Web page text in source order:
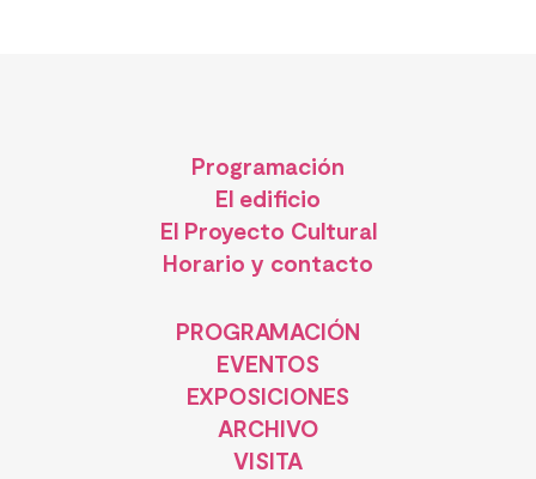
Programación
El edificio
El Proyecto Cultural
Horario y contacto
PROGRAMACIÓN
EVENTOS
EXPOSICIONES
ARCHIVO
VISITA